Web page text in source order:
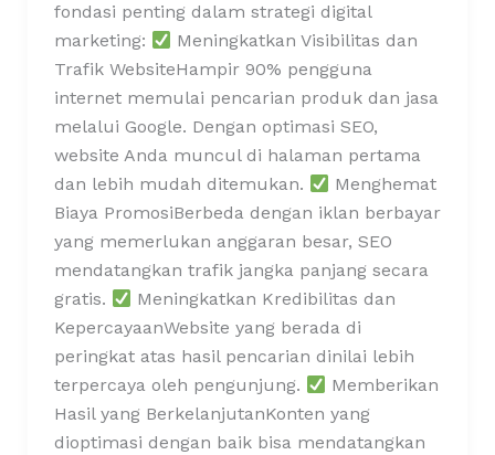
fondasi penting dalam strategi digital
marketing:
Meningkatkan Visibilitas dan
Trafik WebsiteHampir 90% pengguna
internet memulai pencarian produk dan jasa
melalui Google. Dengan optimasi SEO,
website Anda muncul di halaman pertama
dan lebih mudah ditemukan.
Menghemat
Biaya PromosiBerbeda dengan iklan berbayar
yang memerlukan anggaran besar, SEO
mendatangkan trafik jangka panjang secara
gratis.
Meningkatkan Kredibilitas dan
KepercayaanWebsite yang berada di
peringkat atas hasil pencarian dinilai lebih
terpercaya oleh pengunjung.
Memberikan
Hasil yang BerkelanjutanKonten yang
dioptimasi dengan baik bisa mendatangkan